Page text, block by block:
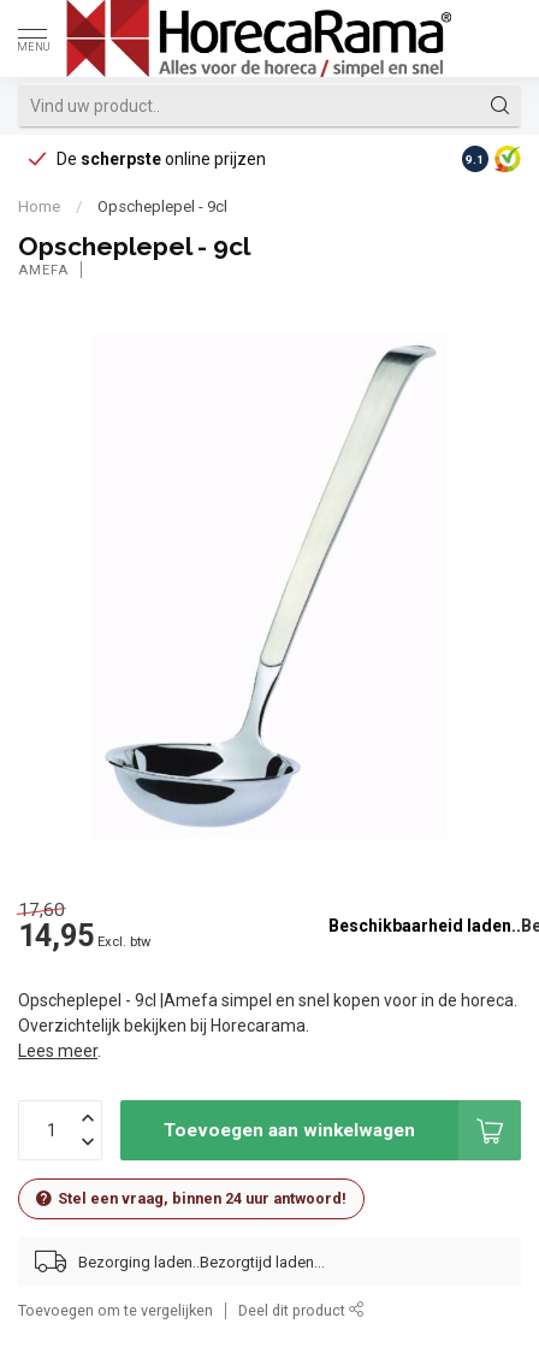
MENU
De scherpsteonline prijzen Op
9.1
Home / Opscheplepel - 9cl
Opscheplepel - 9cl
AMEFA
17,60
14,95 Excl. btw
Beschikbaarheid laden..
Opscheplepel - 9cl |Amefa simpel en snel kopen voor in de horeca.
Overzichtelijk bekijken bij Horecarama.
Lees meer.
Toevoegen aan winkelwagen
Stel een vraag, binnen 24 uur antwoord!
Bezorging laden..
Toevoegen om te vergelijken Deel dit product